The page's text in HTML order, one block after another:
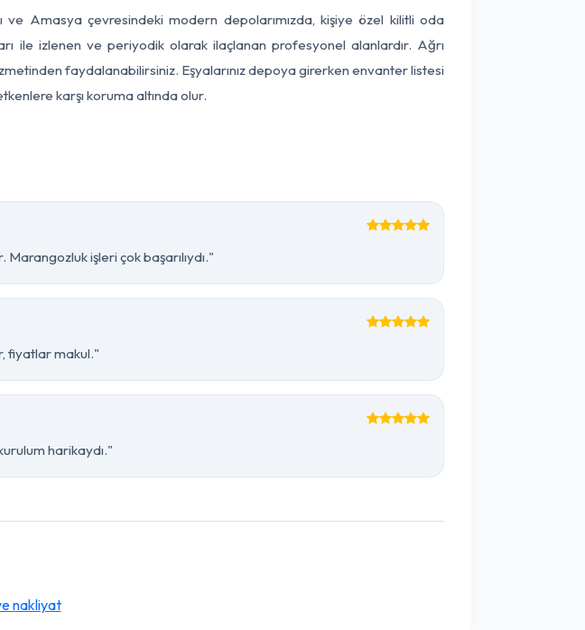
ve Amasya çevresindeki modern depolarımızda, kişiye özel kilitli oda
ile izlenen ve periyodik olarak ilaçlanan profesyonel alanlardır. Ağrı
faydalanabilirsiniz. Eşyalarınız depoya girerken envanter listesi
karşı koruma altında olur.
işleri çok başarılıydı."
fiyatlar makul."
harikaydı."
nakliyat